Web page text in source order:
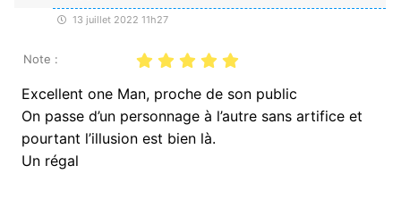
13 juillet 2022 11h27
Note :
Excellent one Man, proche de son public
On passe d’un personnage à l’autre sans artifice et
pourtant l’illusion est bien là.
Un régal